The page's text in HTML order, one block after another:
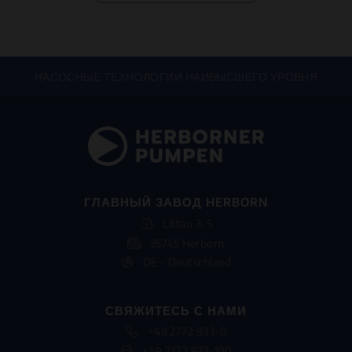
ГЛАВНЫЙ ЗАВОД HERBORN
СВЯЖИТЕСЬ С НАМИ